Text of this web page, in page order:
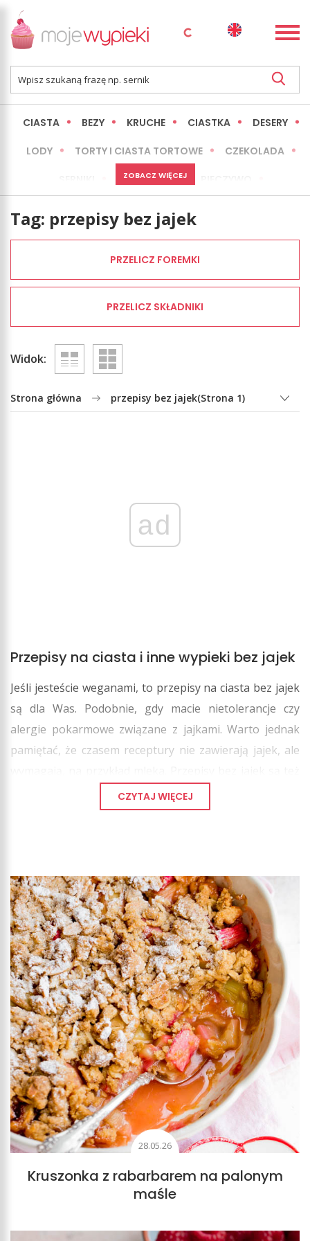
CIASTA BEZY KRUCHE CIASTKA DESERY
LODY TORTY I CIASTA TORTOWE CZEKOLADA
MINI WYPIEKI
ZOBACZ WIĘCEJ
Tag: przepisy bez jajek
PRZELICZ FOREMKI
PRZELICZ SKŁADNIKI
Widok:
Strona główna przepisy bez jajek(Strona 1)
ad
Przepisy na ciasta i inne wypieki bez jajek
Jeśli jesteście weganami, to przepisy na ciasta bez jajek
są dla Was. Podobnie, gdy macie nietolerancje czy
alergie pokarmowe związane z jajkami. Warto jednak
pamiętać, że czasem receptury nie zawierają jajek, ale
potrzebne wtedy, gdy akurat Wam jajek zabraknie
Niechęć do wyjścia z domu po jajka bywa czasem
Ciasto bez jajek
Wbrew pozorom nie każde ciasto musi zawierać jajka.
Wśród moich receptur znajdziecie mnóstwo takich
wypieków, które nie wymagają ich dodania. Przykładem
jest kruszonkowe ciasto agrestowe, owocowa terrina
czy sernik z figami i orzechami. A to tylko początek
długiej listy ciast bez jajek. Dla wegan przygotowałam
przepis na wegańską bezę, bez użycia białek. Co więcej,
znajdziecie tu także przepisy na pieczywo
niezawierające jajek, takie jak łatwy chleb ziemniaczany
czy chleb nocny pszenny.
Desery bez jajek
deserów, które nie wymagają dodawania jajek. Są wśród
nich budynie, puddingi, sorbety, musy czekoladowe,
CZYTAJ WIĘCEJ
28.05.26
Kruszonka z rabarbarem na palonym
maśle